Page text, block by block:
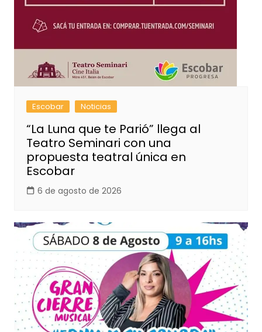
Escobar Noticias
“La Luna que te Parió” llega al
Teatro Seminari con una
propuesta teatral única en
Escobar
6 de agosto de 2026